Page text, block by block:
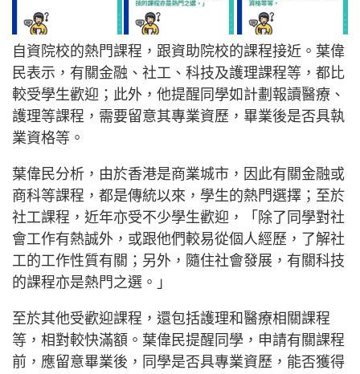
自資院校的熱門課程，跟資助院校的課程接近。葉偉
民表示，有關金融、社工、科技及護理課程等，都比
較受學生歡迎；此外，他提醒同學如計劃報讀醫療、
護理等課程，需要留意其專業資歷，畢業後是否具執
業資格等。
葉偉民分析，由於香港是商業城市，因此有關金融或
商科等課程，都是傳統以來，學生的熱門選擇；至於
社工課程，近年亦受不少學生歡迎，「除了同學對社
會工作有熱誠外，或跟他們較易從個人經歷，了解社
工的工作性質有關；另外，隨住社會發展，有關科技
的課程亦是熱門之選。」
至於其他受歡迎課程，還包括護理和醫療相關課程
等，相對較快滿額。葉偉民提醒同學，申請有關課程
前，應留意畢業後，同學是否具專業資歷，能否獲得